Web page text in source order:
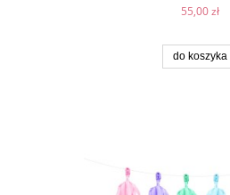
55,00 zł
do koszyka